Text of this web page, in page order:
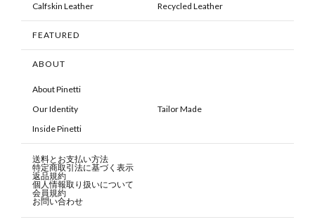
Calfskin Leather
Recycled Leather
FEATURED
ABOUT
About Pinetti
Our Identity
Tailor Made
Inside Pinetti
送料とお支払い方法
特定商取引法に基づく表示
返品規約
個人情報取り扱いについて
会員規約
お問い合わせ